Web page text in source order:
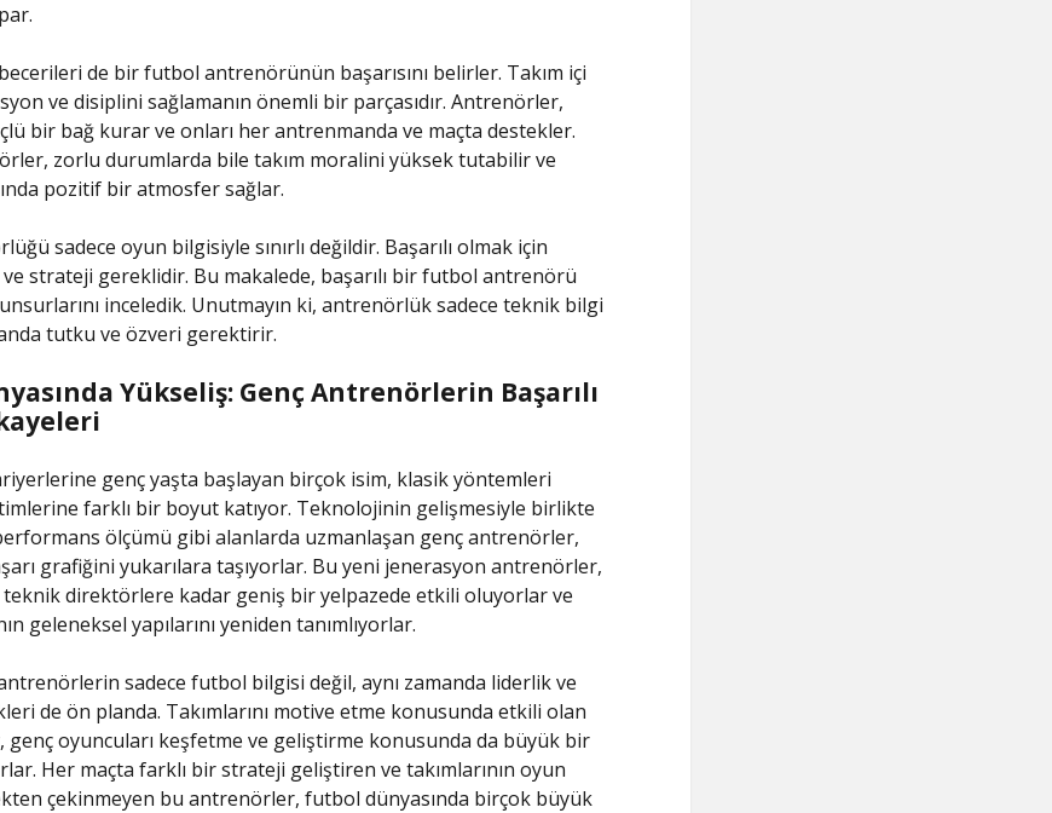
de bir futbol antrenörünün başarısını belirler. Takım içi
ve disiplini sağlamanın önemli bir parçasıdır. Antrenörler,
bir bağ kurar ve onları her antrenmanda ve maçta destekler.
zorlu durumlarda bile takım moralini yüksek tutabilir ve
pozitif bir atmosfer sağlar.
sadece oyun bilgisiyle sınırlı değildir. Başarılı olmak için
strateji gereklidir. Bu makalede, başarılı bir futbol antrenörü
inceledik. Unutmayın ki, antrenörlük sadece teknik bilgi
tutku ve özveri gerektirir.
Yükseliş: Genç Antrenörlerin Başarılı
genç yaşta başlayan birçok isim, klasik yöntemleri
farklı bir boyut katıyor. Teknolojinin gelişmesiyle birlikte
ölçümü gibi alanlarda uzmanlaşan genç antrenörler,
grafiğini yukarılara taşıyorlar. Bu yeni jenerasyon antrenörler,
direktörlere kadar geniş bir yelpazede etkili oluyorlar ve
geleneksel yapılarını yeniden tanımlıyorlar.
sadece futbol bilgisi değil, aynı zamanda liderlik ve
de ön planda. Takımlarını motive etme konusunda etkili olan
oyuncuları keşfetme ve geliştirme konusunda da büyük bir
Her maçta farklı bir strateji geliştiren ve takımlarının oyun
çekinmeyen bu antrenörler, futbol dünyasında birçok büyük